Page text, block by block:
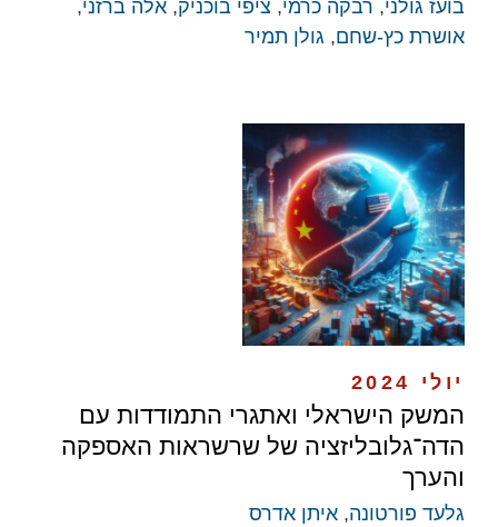
בועז גולני, רבקה כרמי, ציפי בוכניק, אלה ברזני,
אושרת כץ-שחם, גולן תמיר
יולי 2024
המשק הישראלי ואתגרי התמודדות עם
הדה־גלובליזציה של שרשראות האספקה
והערך
גלעד פורטונה, איתן אדרס